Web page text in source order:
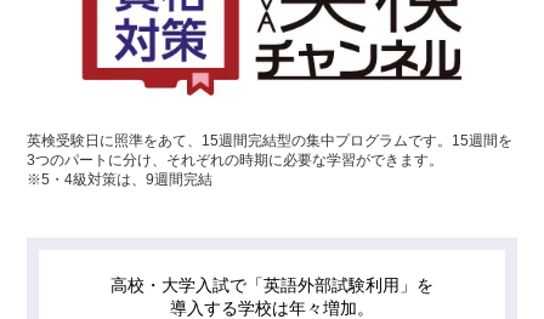
英検受験日に照準をあて、15週間完結型の集中プログラムです。15週間を
3つのパートに分け、それぞれの時期に必要な学習ができます。
※5・4級対策は、9週間完結
高校・大学入試で「英語外部試験利用」を
導入する学校は年々増加。